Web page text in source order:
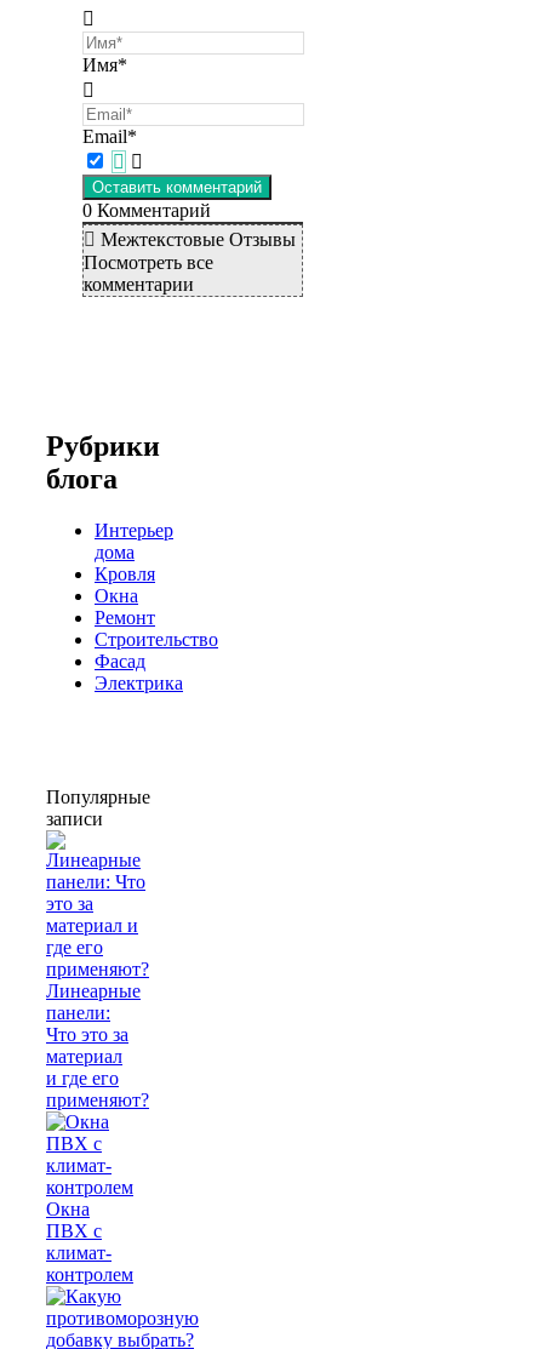
Имя*
Email*
0 Комментарий
Межтекстовые Отзывы
Посмотреть все
комментарии
Рубрики
блога
Интерьер
дома
Кровля
Окна
Ремонт
Строительство
Фасад
Электрика
Популярные
записи
Линеарные
панели:
Что это за
материал
и где его
применяют?
Окна
ПВХ с
климат-
контролем